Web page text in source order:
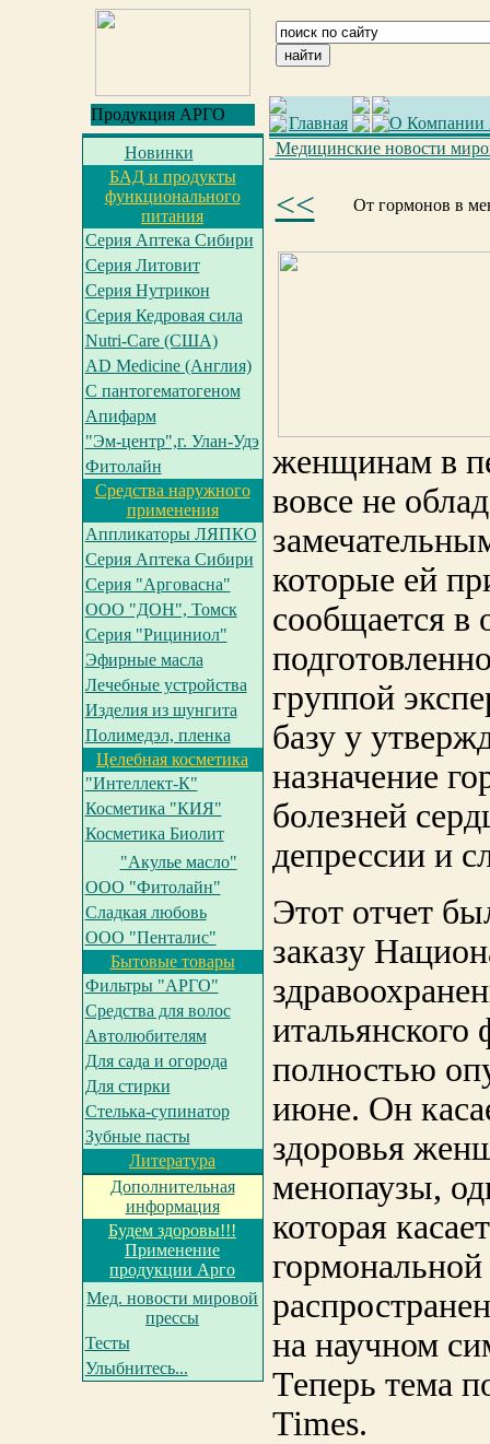
Продукция АРГО Главная
О
Новинки
БАД и продукты
функционального
питания
Серия Аптека Сибири
Серия Литовит
Серия Нутрикон
Серия Кедровая сила
Nutri-Care (США)
AD Medicine (Англия)
С пантогематогеном
Апифарм
"Эм-центр",г. Улан-Удэ
Фитолайн
Средства наружного
применения
Аппликаторы ЛЯПКО
Серия Аптека Сибири
Серия "Арговасна"
ООО "ДОН", Томск
Серия "Рициниол"
Эфирные масла
Лечебные устройства
Изделия из шунгита
Полимедэл, пленка
Целебная косметика
"Интеллект-К"
Косметика "КИЯ"
Косметика Биолит
"Акулье масло"
ООО "Фитолайн"
Сладкая любовь
ООО "Пенталис"
Бытовые товары
Фильтры "АРГО"
Средства для волос
Автолюбителям
Для сада и огорода
Для стирки
Cтелька-супинатор
Зубные пасты
Литература
Дополнительная
информация
Будем здоровы!!!
Применение
продукции Арго
Мед. новости мировой
прессы
Тесты
Улыбнитесь...
Медицинские новости
<< От гормонов в
женщинам в
вовсе не
которые ей
сообщается в
группой
базу у
назначение
болезней
депрессии и
Этот отчет
заказу
итальянского
полностью
июне. Он
здоровья
менопаузы,
которая
на научном
Теперь тема
Times.